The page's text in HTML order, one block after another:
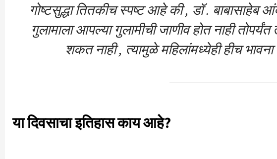
गोष्टसुद्धा तितकीच स्पष्ट आहे की , डॉ . बाबासाहेब
गुलामाला आपल्या गुलामीची जाणीव होत नाही
शकत नाही , त्यामुळे महिलांमध्येही हीच
या दिवसाचा इतिहास काय आहे?